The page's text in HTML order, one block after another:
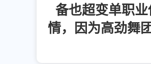
备也超变单职
情，因为高劲舞